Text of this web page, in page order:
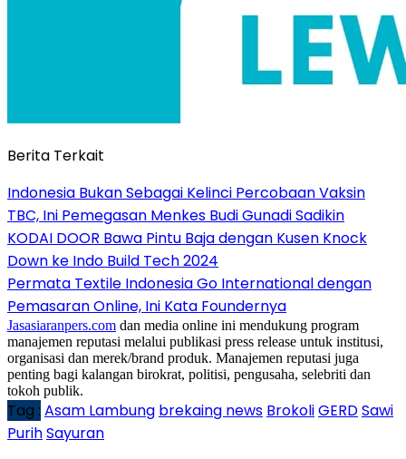
Berita Terkait
Indonesia Bukan Sebagai Kelinci Percobaan Vaksin
TBC, Ini Pemegasan Menkes Budi Gunadi Sadikin
KODAI DOOR Bawa Pintu Baja dengan Kusen Knock
Down ke Indo Build Tech 2024
Permata Textile Indonesia Go International dengan
Pemasaran Online, Ini Kata Foundernya
Jasasiaranpers.com dan media online ini mendukung program
manajemen reputasi melalui publikasi press release untuk institusi,
organisasi dan merek/brand produk. Manajemen reputasi juga
penting bagi kalangan birokrat, politisi, pengusaha, selebriti dan
tokoh publik.
Tag : Asam Lambung brekaing news BrokoliGERDSawi
PurihSayuran